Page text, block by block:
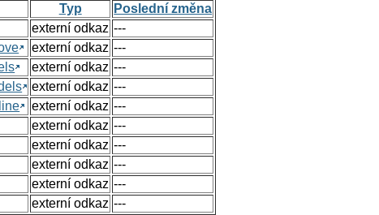
Typ
Poslední změna
externí odkaz ---
externí odkaz ---
externí odkaz ---
externí odkaz ---
externí odkaz ---
externí odkaz ---
externí odkaz ---
externí odkaz ---
externí odkaz ---
externí odkaz ---